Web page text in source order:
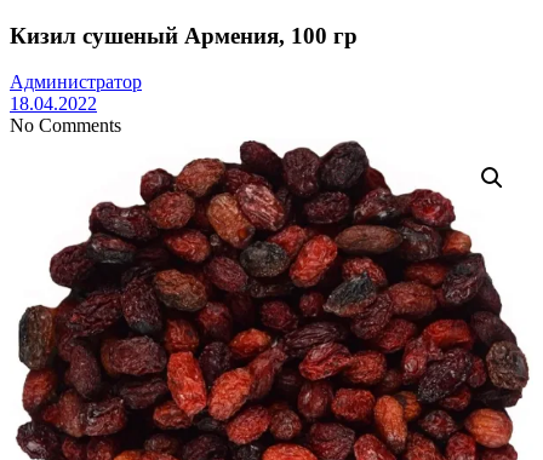
Кизил сушеный Армения, 100 гр
Администратор
18.04.2022
No Comments